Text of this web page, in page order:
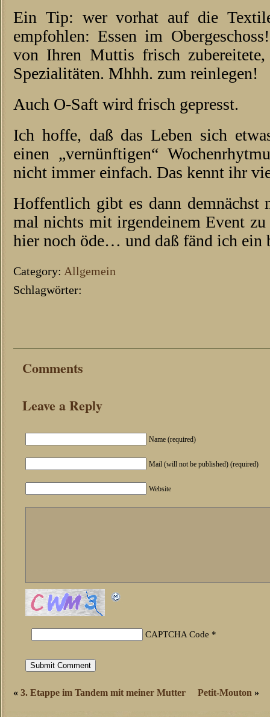
Ein Tip: wer vorhat auf die
empfohlen: Essen im
von Ihren Muttis frisch zubereitete,
Spezialitäten. Mhhh. zum reinlegen!
Auch O-Saft wird frisch gepresst.
Ich hoffe, daß das Leben sich
einen „vernünftigen“
nicht immer einfach. Das kennt ihr
Hoffentlich gibt es dann demnächst
mal nichts mit irgendeinem Event
hier noch öde… und daß fänd ich
Category: Allgemein
Schlagwörter:
Comments
Leave a Reply
Name (required)
Mail (will not be published) (required)
Website
CAPTCHA Code *
« 3. Etappe im Tandem mit meiner Mutter Petit-Mouton »